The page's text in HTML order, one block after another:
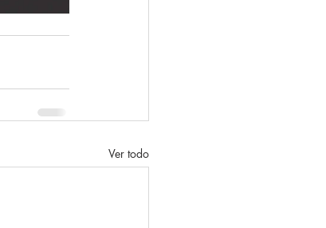
Ver todo